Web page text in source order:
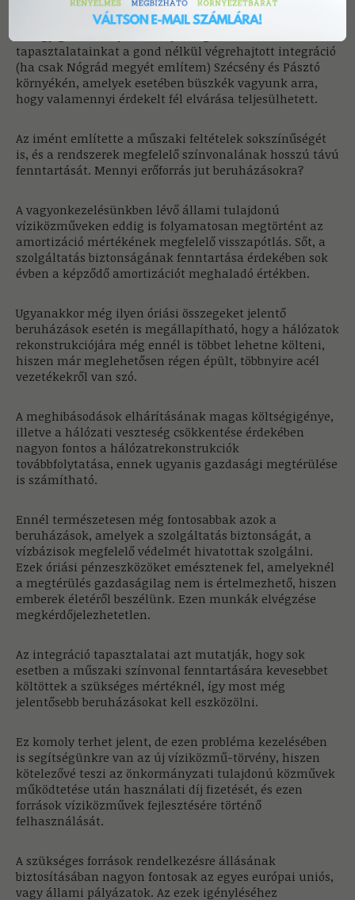
tapasztalatainkat a gond nélkül végrehajtott integráció
(ha csak Nógrád megyét említem) Szécsény és Pásztó
környékén, amelyek esetében büszkék vagyunk arra,
hogy valamennyi érdekelt fél elvárása teljesülhetett.
Az imént említette a műszaki feltételek sokszínűségét
is, és a rendszerek megfelelő színvonalának hosszú távú
fenntartását. Mennyi erőforrás jut beruházásokra?
A vagyonkezelésünkben lévő állami tulajdonú
víziközműveken eddig is folyamatosan megtörtént az
amortizáció mértékének megfelelő visszapótlás. Sőt, a
szolgáltatás biztonságának fenntartása érdekében sok
évben a képződő amortizációt meghaladó értékben.
Ugyanakkor még ilyen óriási összegeket jelentő
beruházások esetén is megállapítható, hogy a hálózatok
rekonstrukciójára még ennél is többet lehetne költeni,
hiszen már meglehetősen régen épült, többnyire acél
vezetékekről van szó.
A meghibásodások elhárításának magas költségigénye,
illetve a hálózati veszteség csökkentése érdekében
nagyon fontos a hálózatrekonstrukciók
továbbfolytatása, ennek ugyanis gazdasági megtérülése
is számítható.
Ennél természetesen még fontosabbak azok a
beruházások, amelyek a szolgáltatás biztonságát, a
vízbázisok megfelelő védelmét hivatottak szolgálni.
Ezek óriási pénzeszközöket emésztenek fel, amelyeknél
a megtérülés gazdaságilag nem is értelmezhető, hiszen
emberek életéről beszélünk. Ezen munkák elvégzése
megkérdőjelezhetetlen.
Az integráció tapasztalatai azt mutatják, hogy sok
esetben a műszaki színvonal fenntartására kevesebbet
költöttek a szükséges mértéknél, így most még
jelentősebb beruházásokat kell eszközölni.
Ez komoly terhet jelent, de ezen probléma kezelésében
is segítségünkre van az új víziközmű-törvény, hiszen
kötelezővé teszi az önkormányzati tulajdonú közművek
működtetése után használati díj fizetését, és ezen
források víziközművek fejlesztésére történő
felhasználását.
A szükséges források rendelkezésre állásának
biztosításában nagyon fontosak az egyes európai uniós,
vagy állami pályázatok. Az ezek igényléséhez